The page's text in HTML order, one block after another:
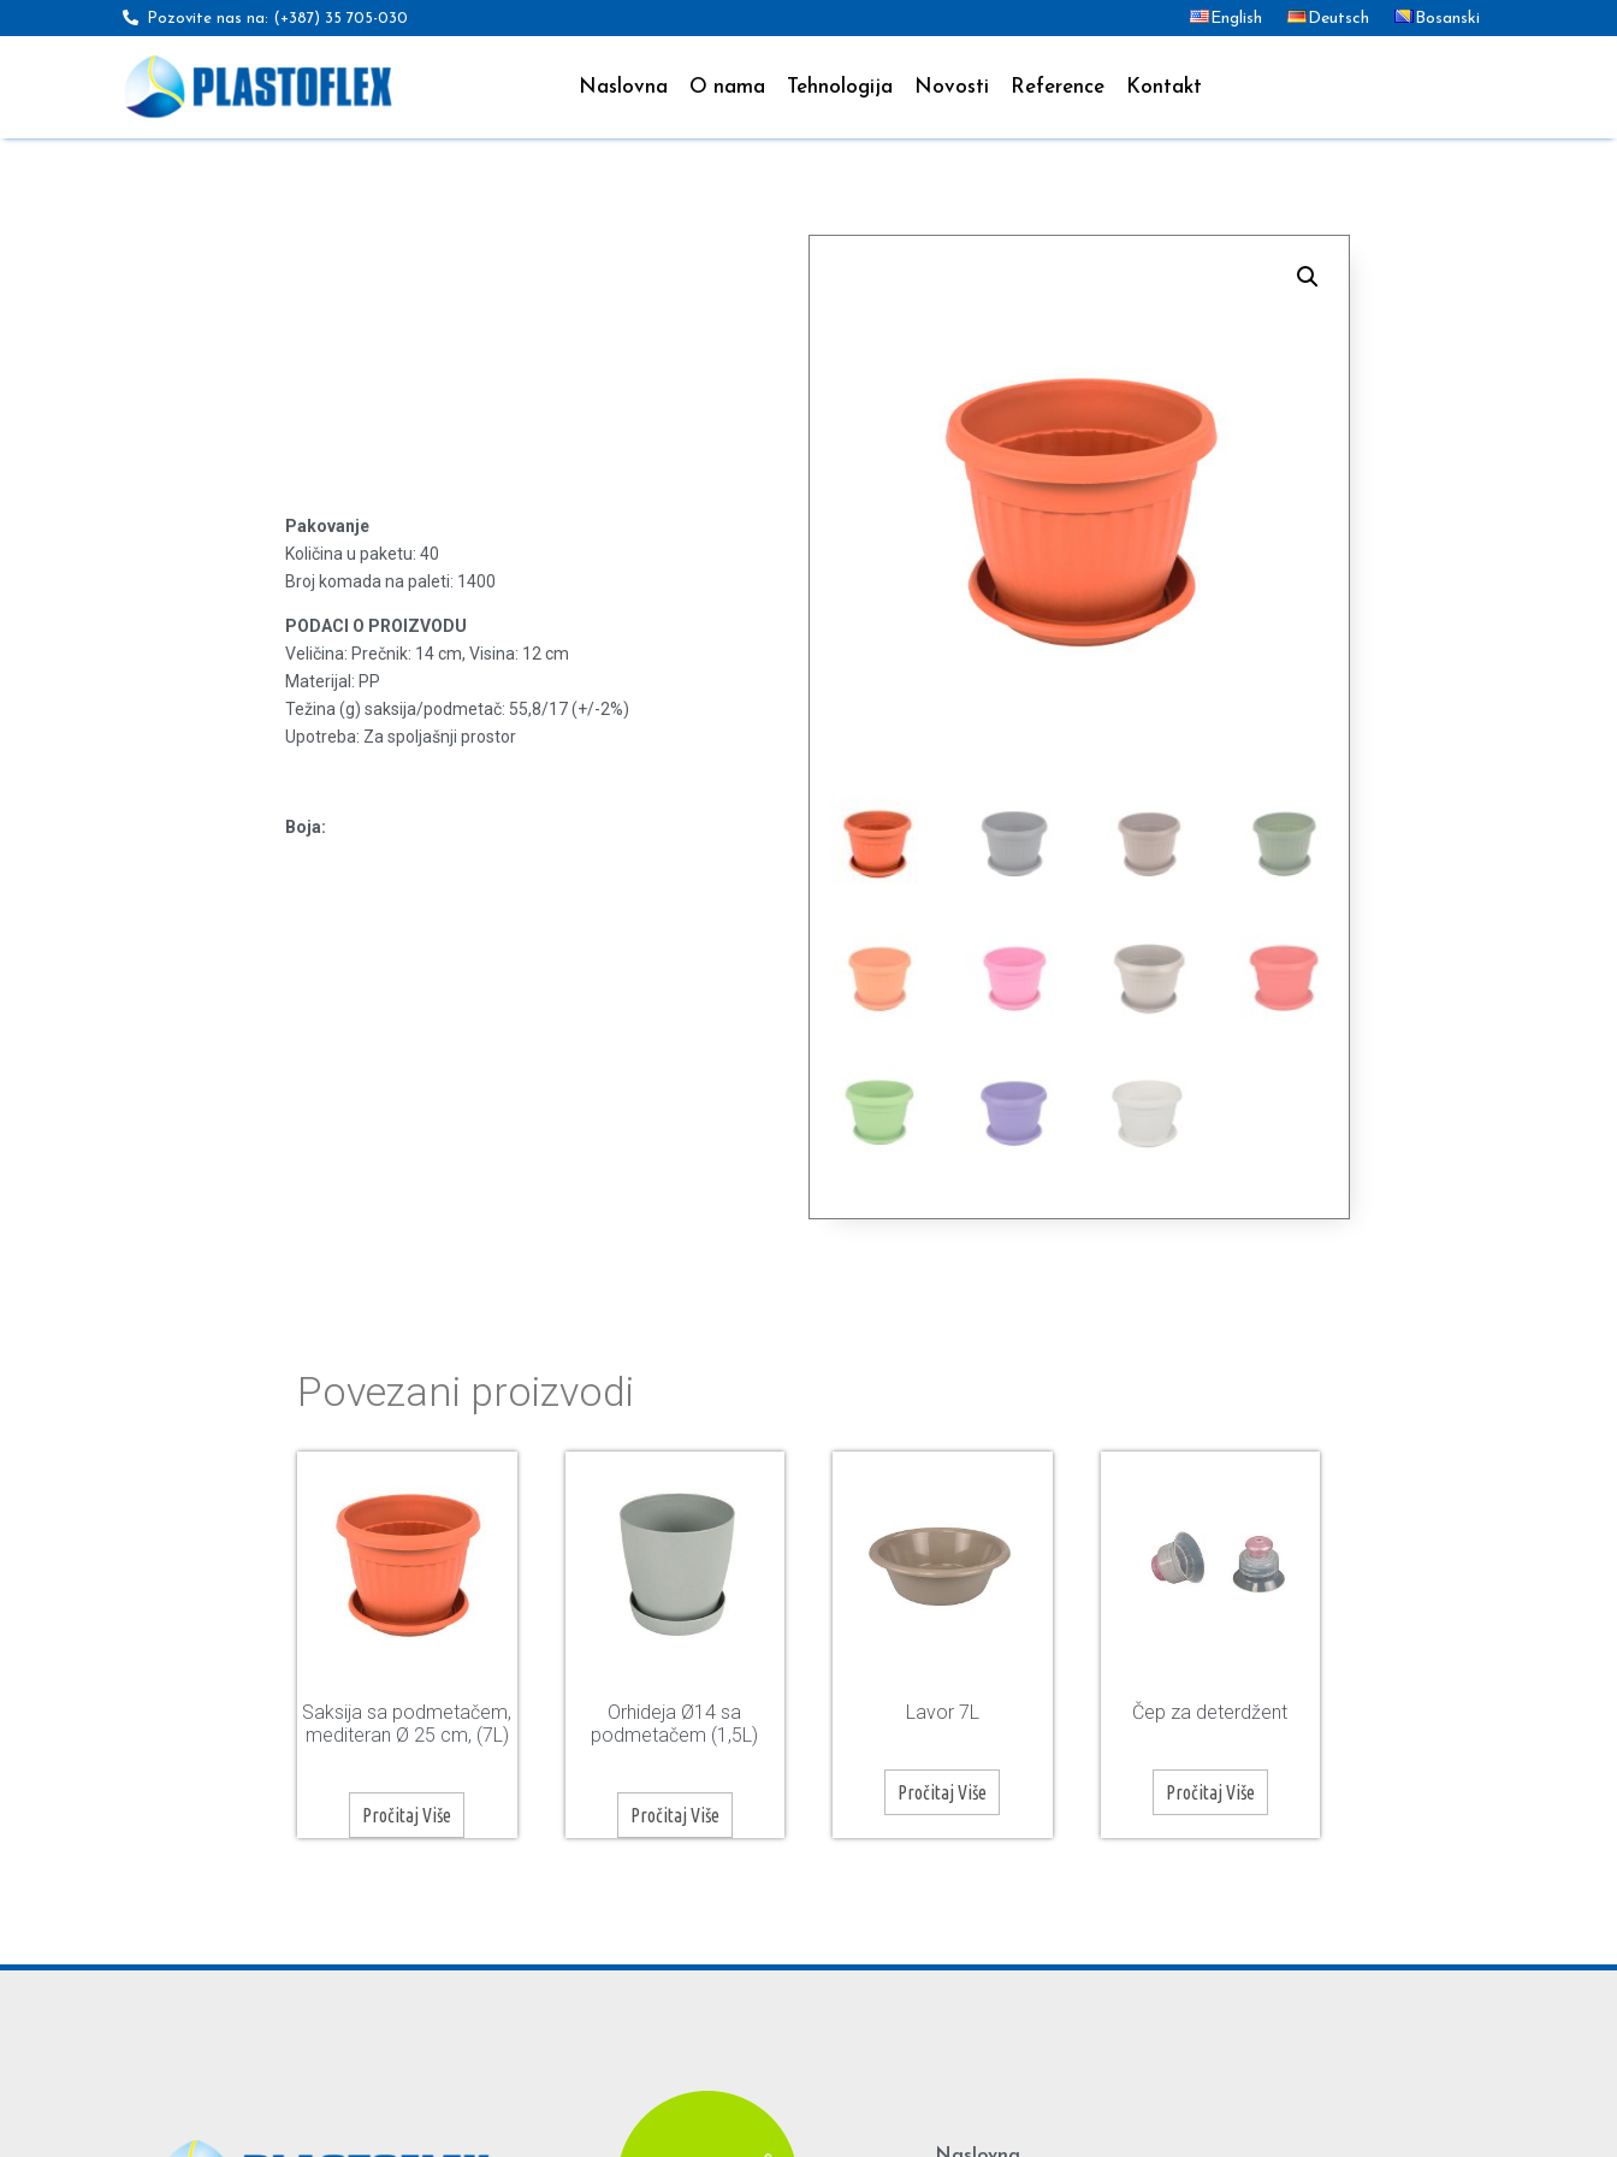
Pozovite nas na: (+387) 35 705-030 English Deutsch Bosanski
Naslovna O nama Tehnologija Novosti Reference Kontakt
Pakovanje
Količina u paketu: 40
Broj komada na paleti: 1400
PODACI O PROIZVODU
Veličina: Prečnik: 14 cm, Visina: 12 cm
Materijal: PP
Težina (g) saksija/podmetač: 55,8/17 (+/-2%)
Upotreba: Za spoljašnji prostor
Boja:
Povezani proizvodi
Saksija sa podmetačem,
mediteran Ø 25 cm, (7L)
Pročitaj Više
Orhideja Ø14 sa
podmetačem (1,5L)
Pročitaj Više
Lavor 7L
Pročitaj Više
Čep za deterdžent
Pročitaj Više